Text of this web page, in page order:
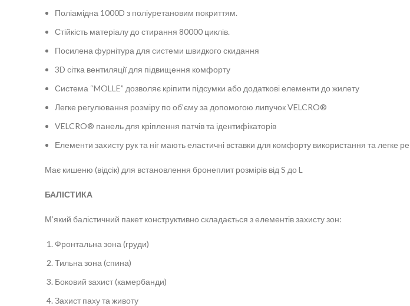
Поліамідна 1000D з поліуретановим покриттям.
Стійкість матеріалу до стирання 80000 циклів.
Посилена фурнітура для системи швидкого скидання
3D сітка вентиляції для підвищення комфорту
Система “MOLLE” дозволяє кріпити підсумки або додаткові елементи до жилету
Легке регулювання розміру по об’єму за допомогою липучок VELCRO®
VELCRO® панель для кріплення патчів та ідентифікаторів
Елементи захисту рук та ніг мають еластичні вставки для комфорту використання та легке
Має кишеню (відсік) для встановлення бронеплит розмірів від S до L
БАЛІСТИКА
М’який балістичний пакет конструктивно складається з елементів захисту зон:
Фронтальна зона (груди)
Тильна зона (спина)
Боковий захист (камербанди)
Захист паху та животу